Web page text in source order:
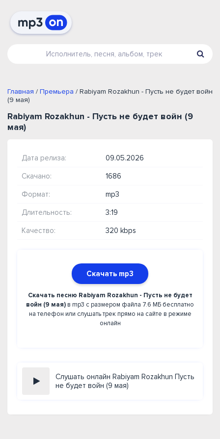
Главная / Премьера / Rabiyam Rozakhun - Пусть не будет войн
(9 мая)
Rabiyam Rozakhun - Пусть не будет войн (9
мая)
Дата релиза: 09.05.2026
Скачано: 1686
Формат: mp3
Длительность: 3:19
Качество: 320 kbps
Скачать mp3
Скачать песню Rabiyam Rozakhun - Пусть не будет
войн (9 мая) в mp3 с размером файла 7.6 МБ бесплатно
на телефон или слушать трек прямо на сайте в режиме
онлайн
Слушать онлайн Rabiyam Rozakhun Пусть
не будет войн (9 мая)